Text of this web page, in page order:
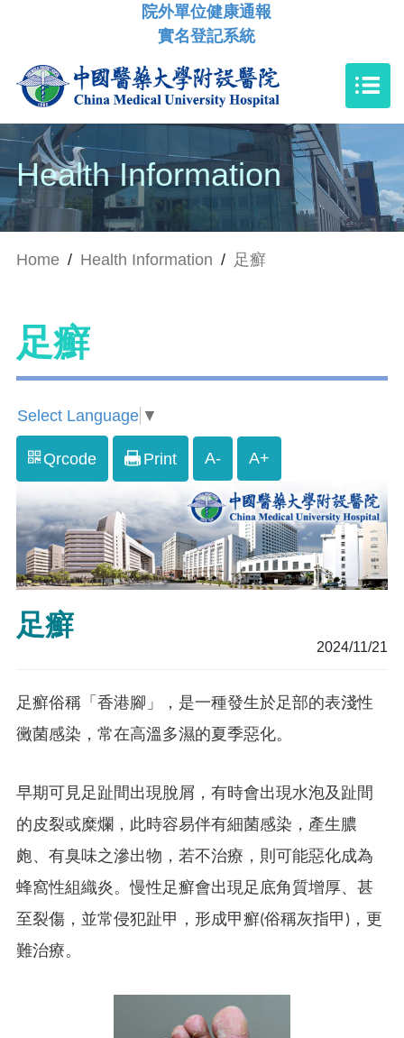
院外單位健康通報
實名登記系統
Health Information
Home / Health Information / 足癬
足癬
Select Language ▼
Qrcode Print A- A+
足癬
2024/11/21
足癬俗稱「香港腳」，是一種發生於足部的表淺性
黴菌感染，常在高溫多濕的夏季惡化。
早期可見足趾間出現脫屑，有時會出現水泡及趾間
的皮裂或糜爛，此時容易伴有細菌感染，產生膿
皰、有臭味之滲出物，若不治療，則可能惡化成為
蜂窩性組織炎。慢性足癬會出現足底角質增厚、甚
至裂傷，並常侵犯趾甲，形成甲癬(俗稱灰指甲)，更
難治療。